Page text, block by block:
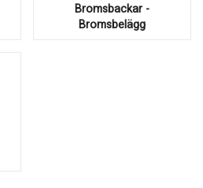
Bromsbackar -
Bromsbelägg